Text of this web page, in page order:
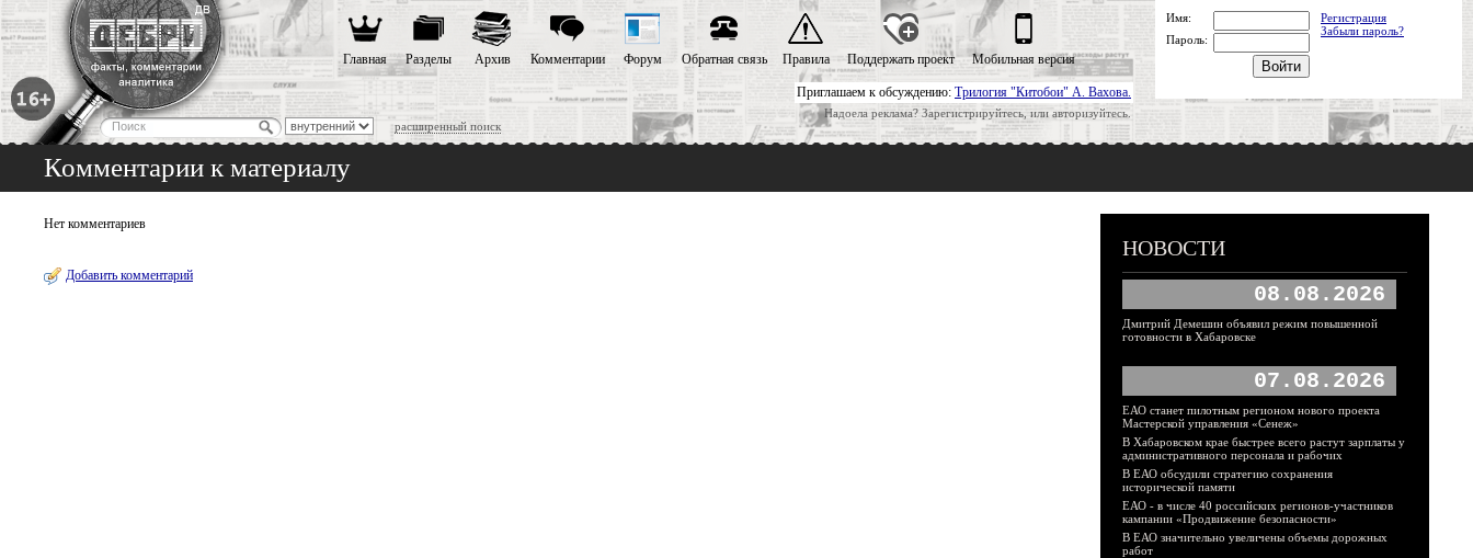
Приглашаем к обсуждению: Трилогия "Китобои" А. Вахова.
Надоела реклама? Зарегистрируйтесь, или авторизуйтесь.
расширенный поиск
Главная Разделы Архив Комментарии Форум Обратная связь Правила Поддержать проект Мобильная версия
Имя:
Регистрация
Забыли пароль?
Пароль:
Комментарии к материалу
Нет комментариев
Добавить комментарий
НОВОСТИ
08.08.2026
Дмитрий Демешин объявил режим повышенной
готовности в Хабаровске
07.08.2026
ЕАО станет пилотным регионом нового проекта
Мастерской управления «Сенеж»
В Хабаровском крае быстрее всего растут зарплаты у
административного персонала и рабочих
В ЕАО обсудили стратегию сохранения
исторической памяти
ЕАО - в числе 40 российских регионов-участников
кампании «Продвижение безопасности»
В ЕАО значительно увеличены объемы дорожных
работ